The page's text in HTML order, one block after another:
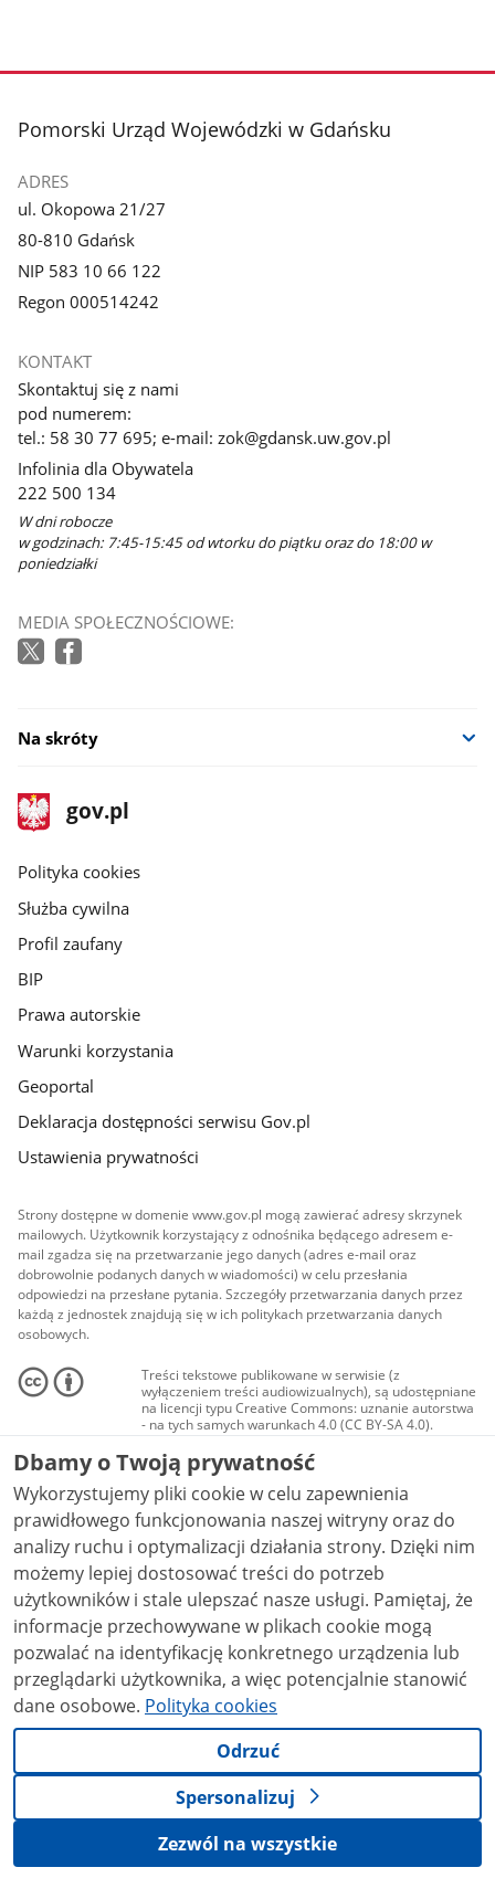
stopka
Pomorski Urząd Wojewódzki w Gdańsku
ADRES
ul. Okopowa 21/27
80-810 Gdańsk
NIP 583 10 66 122
Regon 000514242
KONTAKT
Skontaktuj się z nami
pod numerem:
tel.: 58 30 77 695; e-mail: zok@gdansk.uw.gov.pl
Infolinia dla Obywatela
222 500 134
W dni robocze
w godzinach: 7:45-15:45 od wtorku do piątku oraz do 18:00 w
poniedziałki
MEDIA SPOŁECZNOŚCIOWE:
Na skróty
stopka
gov.pl
Strona
gov.pl
gov.pl
Polityka cookies
Służba cywilna
Profil zaufany
BIP
Prawa autorskie
Warunki korzystania
Geoportal
Deklaracja dostępności serwisu Gov.pl
Ustawienia prywatności
Strony dostępne w domenie www.gov.pl mogą zawierać adresy skrzynek
mailowych. Użytkownik korzystający z odnośnika będącego adresem e-
mail zgadza się na przetwarzanie jego danych (adres e-mail oraz
dobrowolnie podanych danych w wiadomości) w celu przesłania
odpowiedzi na przesłane pytania. Szczegóły przetwarzania danych przez
każdą z jednostek znajdują się w ich politykach przetwarzania danych
osobowych.
Treści tekstowe publikowane w serwisie (z
wyłączeniem treści audiowizualnych), są udostępniane
na licencji typu Creative Commons: uznanie autorstwa
- na tych samych warunkach 4.0 (CC BY-SA 4.0).
Materiały audiowizualne, w tym zdjęcia, materiały
audio i wideo, są udostępniane na licencji typu
Creative Commons: uznanie autorstwa użycie
niekomercyjne - bez utworów zależnych 4.0 (CC BY-
NC-ND 4.0), o ile nie jest to stwierdzone inaczej.
Dbamy o Twoją prywatność
Wykorzystujemy pliki cookie w celu zapewnienia
prawidłowego funkcjonowania naszej witryny oraz do
analizy ruchu i optymalizacji działania strony. Dzięki nim
możemy lepiej dostosować treści do potrzeb
użytkowników i stale ulepszać nasze usługi. Pamiętaj, że
informacje przechowywane w plikach cookie mogą
pozwalać na identyfikację konkretnego urządzenia lub
przeglądarki użytkownika, a więc potencjalnie stanowić
dane osobowe. Polityka cookies
Odrzuć
Spersonalizuj
Zezwól na wszystkie